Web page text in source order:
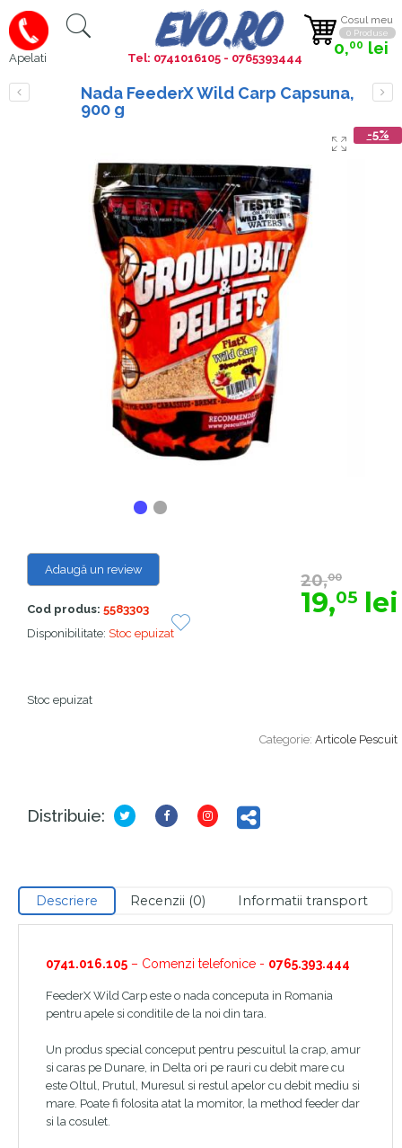
Apelati
Cosul meu
0 Produse
0,00 lei
Tel: 0741016105 - 0765393444
Nada FeederX Wild Carp Capsuna,
900 g
-5%
Categorie: Articole Pescuit
Adaugă un review
Cod produs:5583303
Disponibilitate: Stoc epuizat
20,00
19,05 lei
Stoc epuizat
Distribuie:
Descriere Recenzii (0) Informatii transport
0741.016.105 – Comenzi telefonice - 0765.393.444
FeederX Wild Carp este o nada conceputa in Romania
pentru apele si conditile de la noi din tara.
Un produs special conceput pentru pescuitul la crap, amur
si caras pe Dunare, in Delta ori pe rauri cu debit mare cu
este Oltul, Prutul, Muresul si restul apelor cu debit mediu si
mare. Poate fi folosita atat la momitor, la method feeder dar
si la cosulet.